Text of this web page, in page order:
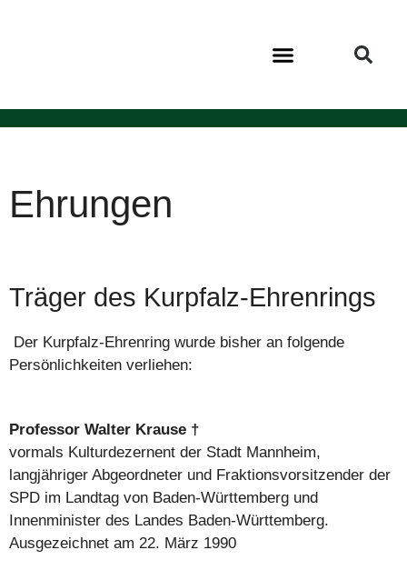
Ehrungen
Träger des Kurpfalz-Ehrenrings
Der Kurpfalz-Ehrenring wurde bisher an folgende
Persönlichkeiten verliehen:
Professor Walter Krause †
vormals Kulturdezernent der Stadt Mannheim,
langjähriger Abgeordneter und Fraktionsvorsitzender der
SPD im Landtag von Baden-Württemberg und
Innenminister des Landes Baden-Württemberg.
Ausgezeichnet am 22. März 1990